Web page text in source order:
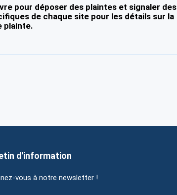
pour déposer des plaintes et signaler des
de chaque site pour les détails sur la
plainte.
d'information
vous à notre newsletter !